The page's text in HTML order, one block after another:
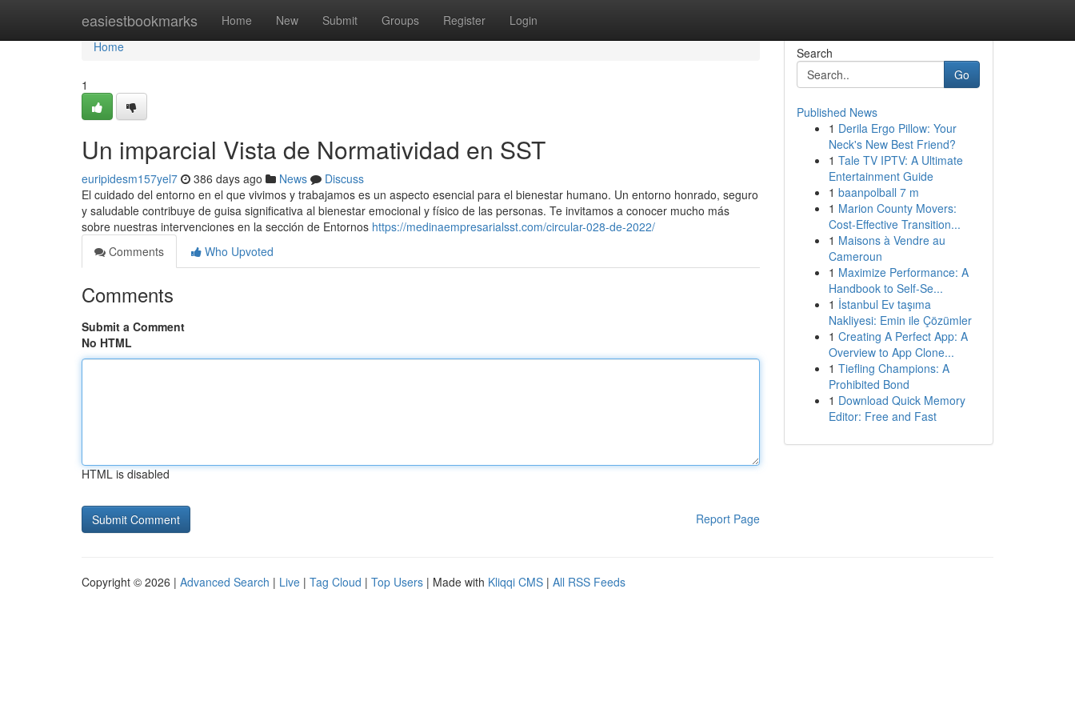
easiestbookmarks Home New Submit Groups Register Login
Home
Home
1
Un imparcial Vista de Normatividad en SST
euripidesm157yel7 386 days ago News
Discuss
El cuidado del entorno en el que vivimos y trabajamos es un aspecto esencial para el bienestar humano. Un entorno honrado, seguro
y saludable contribuye de guisa significativa al bienestar emocional y físico de las personas. Te invitamos a conocer mucho más
sobre nuestras intervenciones en la sección de Entornos https://medinaempresarialsst.com/circular-028-de-2022/
Comments
Who Upvoted
Comments
Submit a Comment
No HTML
HTML is disabled
Report Page
Search
Go
Published News
1 Derila Ergo Pillow: Your
Neck's New Best Friend?
1 Tale TV IPTV: A Ultimate
Entertainment Guide
1 baanpolball 7 m
1 Marion County Movers:
Cost-Effective Transition...
1 Maisons à Vendre au
Cameroun
1 Maximize Performance: A
Handbook to Self-Se...
1 İstanbul Ev taşıma
Nakliyesi: Emin ile Çözümler
1 Creating A Perfect App: A
Overview to App Clone...
1 Tiefling Champions: A
Prohibited Bond
1 Download Quick Memory
Editor: Free and Fast
Copyright © 2026 | Advanced Search | Live | Tag Cloud | Top Users | Made with Kliqqi CMS | All RSS Feeds